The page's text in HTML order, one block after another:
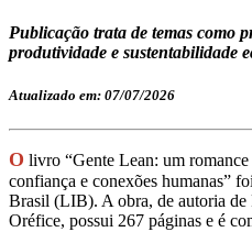
Publicação trata de temas como
produtividade e sustentabilidade
Atualizado em: 07/07/2026
O livro “Gente Lean: um
confiança e conexões humanas”
Brasil (LIB). A obra, de autoria
Oréfice, possui 267 páginas e é